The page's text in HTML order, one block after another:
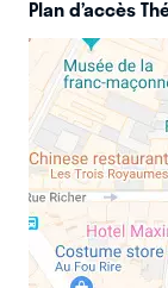
Plan d’accès